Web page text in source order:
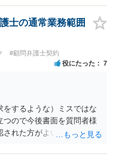
士の通常業務範囲
#顧問弁護士契約
役にたった 7
するような）ミスではな
ので今後書面を質問者様
された方がよいと思われま
ものと存じます。 通常は、